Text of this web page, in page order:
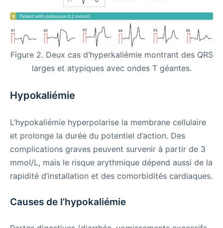
Figure 2. Deux cas d’hyperkaliémie montrant des QRS
larges et atypiques avec ondes T géantes.
Hypokaliémie
L’hypokaliémie hyperpolarise la membrane cellulaire
et prolonge la durée du potentiel d’action. Des
complications graves peuvent survenir à partir de 3
mmol/L, mais le risque arythmique dépend aussi de la
rapidité d’installation et des comorbidités cardiaques.
Causes de l’hypokaliémie